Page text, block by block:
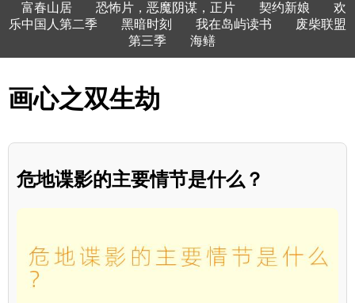
富春山居
恐怖片，恶魔阴谋，正片 契约新娘
欢
乐中国人第二季
黑暗时刻 我在岛屿读书
废柴联盟
第三季
海鳝
画心之双生劫
危地谍影的主要情节是什么？